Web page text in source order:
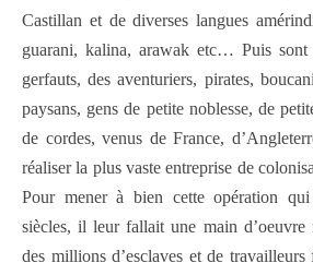
Castillan et de diverses langues
guarani, kalina, arawak etc… Puis
gerfauts, des aventuriers, pirates,
paysans, gens de petite noblesse, de
de cordes, venus de France,
réaliser la plus vaste entreprise de
Pour mener à bien cette opération
siècles, il leur fallait une main d’oeuvre
des millions d’esclaves et de travailleurs